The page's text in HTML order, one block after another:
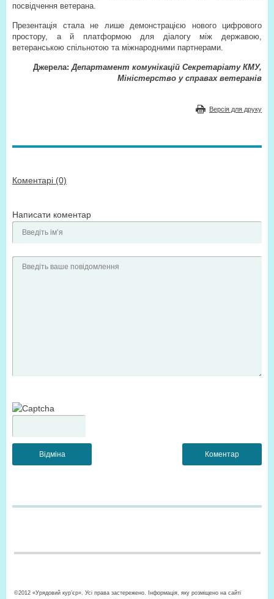
посвідчення ветерана.
Презентація стала не лише демонстрацією нового цифрового
простору, а й платформою для діалогу між державою,
ветеранською спільнотою та міжнародними партнерами.
Джерела:Департамент комунікацій Секретаріату КМУ,
Міністерство у справах ветеранів
Версія для друку
Коментарі (0)
Написати коментар
©2012 «Урядовий кур’єр». Усі права застережено. Інформація, яку розміщено на сайті